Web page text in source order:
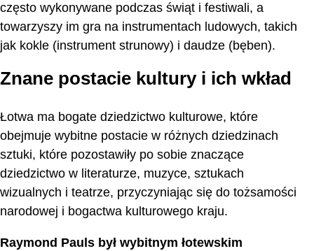
często wykonywane podczas świąt i festiwali, a
towarzyszy im gra na instrumentach ludowych, takich
jak kokle (instrument strunowy) i daudze (bęben).
Znane postacie kultury i ich wkład
Łotwa ma bogate dziedzictwo kulturowe, które
obejmuje wybitne postacie w różnych dziedzinach
sztuki, które pozostawiły po sobie znaczące
dziedzictwo w literaturze, muzyce, sztukach
wizualnych i teatrze, przyczyniając się do tożsamości
narodowej i bogactwa kulturowego kraju.
Raymond Pauls był wybitnym łotewskim